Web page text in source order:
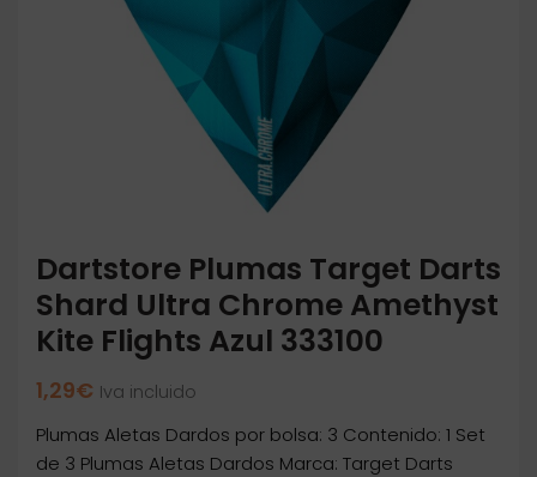
Dartstore Plumas Target Darts
Shard Ultra Chrome Amethyst
Kite Flights Azul 333100
1,29€ Iva incluido
Plumas Aletas Dardos por bolsa: 3 Contenido: 1 Set
de 3 Plumas Aletas Dardos Marca: Target Darts